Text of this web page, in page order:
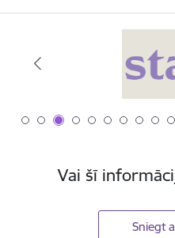
Vai šī
Sniegt